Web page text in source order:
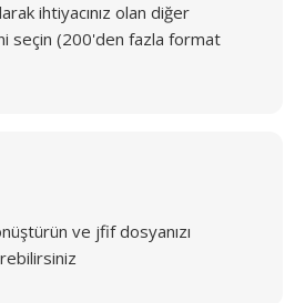
ihtiyacınız olan diğer
seçin (200'den fazla format
ve jfif dosyanızı